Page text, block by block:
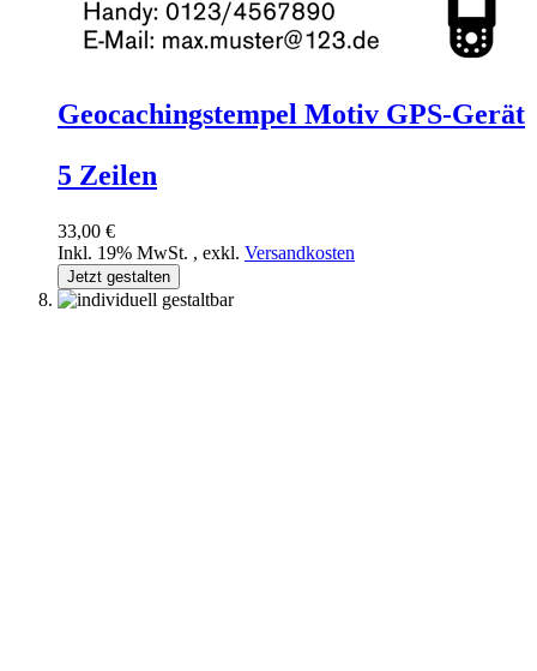
Geocachingstempel Motiv GPS-Gerät
5 Zeilen
33,00 €
Inkl. 19% MwSt. , exkl. Versandkosten
Jetzt gestalten